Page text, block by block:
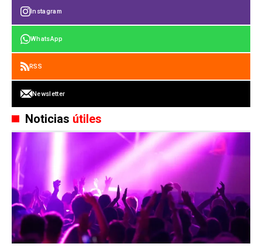
Instagram
WhatsApp
RSS
Newsletter
Noticias útiles